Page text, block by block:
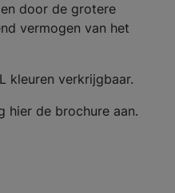
door de grotere
vermogen van het
kleuren verkrijgbaar.
hier de brochure aan.